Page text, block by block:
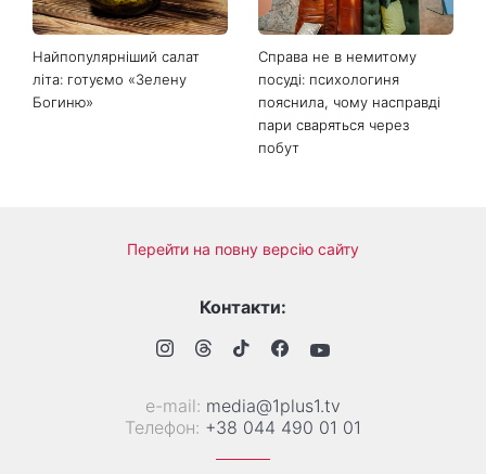
Найпопулярніший салат
літа: готуємо «Зелену
Богиню»
Справа не в немитому
посуді: психологиня
пояснила, чому насправді
пари сваряться через
побут
Перейти на повну версію сайту
Контакти:
е-mail: media@1plus1.tv
Телефон: +38 044 490 01 01